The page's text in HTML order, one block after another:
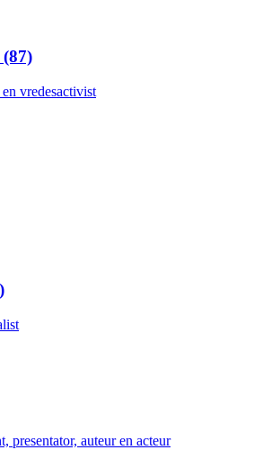
(87)
vredesactivist
presentator, auteur en acteur